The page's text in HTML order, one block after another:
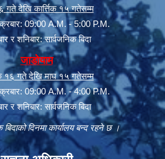
गते देखि कार्त्तिक १५ गतेसम्म
09:00 A.M. - 5:00 P.M.
र शनिबार: सार्वजनिक बिदा
जाडोयाम
१६ गते देखि माघ १५ गतेसम्म
09:00 A.M. - 4:00 P.M.
र शनिबार: सार्वजनिक बिदा
बिदाको दिनमा कार्यालय बन्द रहने छ ।